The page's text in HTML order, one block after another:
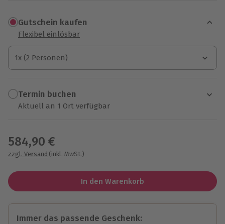
Gutschein kaufen
Flexibel einlösbar
1x (2 Personen)
1x (2 Personen)
1x (2 Personen)
Termin buchen
Aktuell an 1 Ort verfügbar
584,90 €
zzgl. Versand (inkl. MwSt.)
In den Warenkorb
Immer das passende Geschenk: